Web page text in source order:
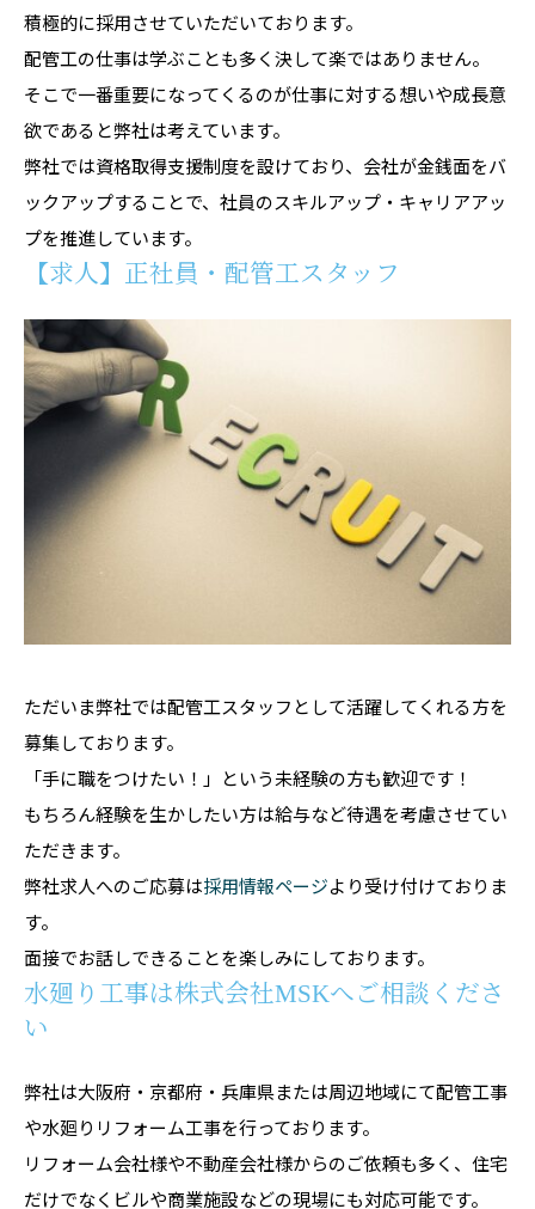
積極的に採用させていただいております。
配管工の仕事は学ぶことも多く決して楽ではありません。
そこで一番重要になってくるのが仕事に対する想いや成長意
欲であると弊社は考えています。
弊社では資格取得支援制度を設けており、会社が金銭面をバ
ックアップすることで、社員のスキルアップ・キャリアアッ
プを推進しています。
【求人】正社員・配管工スタッフ
ただいま弊社では配管工スタッフとして活躍してくれる方を
募集しております。
「手に職をつけたい！」という未経験の方も歓迎です！
もちろん経験を生かしたい方は給与など待遇を考慮させてい
ただきます。
弊社求人へのご応募は採用情報ページより受け付けておりま
す。
面接でお話しできることを楽しみにしております。
水廻り工事は株式会社MSKへご相談くださ
い
弊社は大阪府・京都府・兵庫県または周辺地域にて配管工事
や水廻りリフォーム工事を行っております。
リフォーム会社様や不動産会社様からのご依頼も多く、住宅
だけでなくビルや商業施設などの現場にも対応可能です。